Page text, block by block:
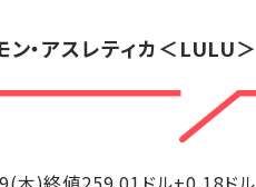
・アスレティカ＜LULU＞